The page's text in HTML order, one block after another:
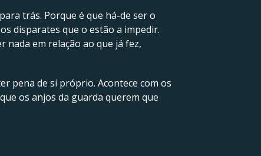
trás. Porque é que há-de ser o
disparates que o estão a impedir.
nada em relação ao que já fez,
pena de si próprio. Acontece com os
os anjos da guarda querem que